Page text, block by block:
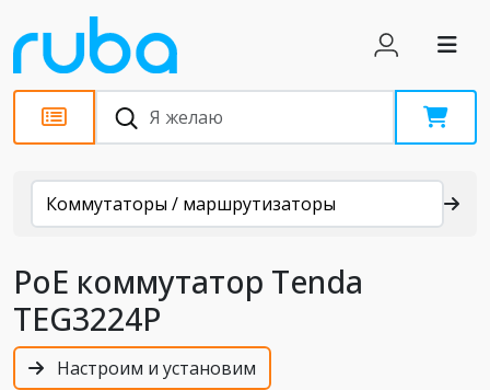
Каталог
Коммутаторы / маршрутизаторы
PoE коммутатор Tenda
TEG3224P
Настроим и установим